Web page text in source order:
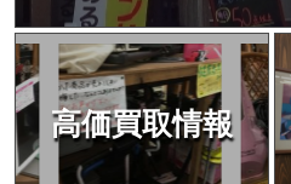
高価買取情報